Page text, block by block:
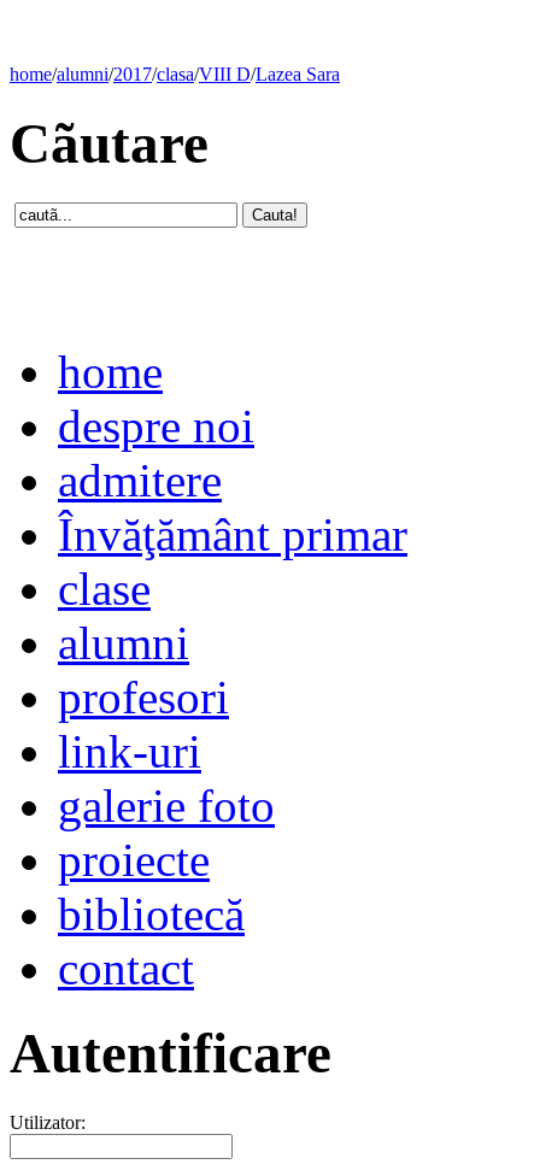
home/alumni/2017/clasa/VIII D/Lazea Sara
Cãutare
home
despre noi
admitere
Învăţământ primar
clase
alumni
profesori
link-uri
galerie foto
proiecte
bibliotecă
contact
Autentificare
Utilizator: